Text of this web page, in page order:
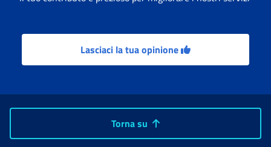
Lasciaci la tua opinione
Torna su